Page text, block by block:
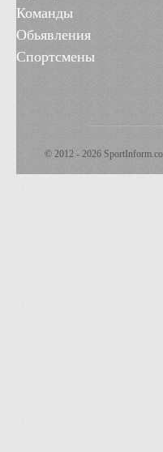
Команды
Обьявления
Спортсмены
© 2012 - 2026